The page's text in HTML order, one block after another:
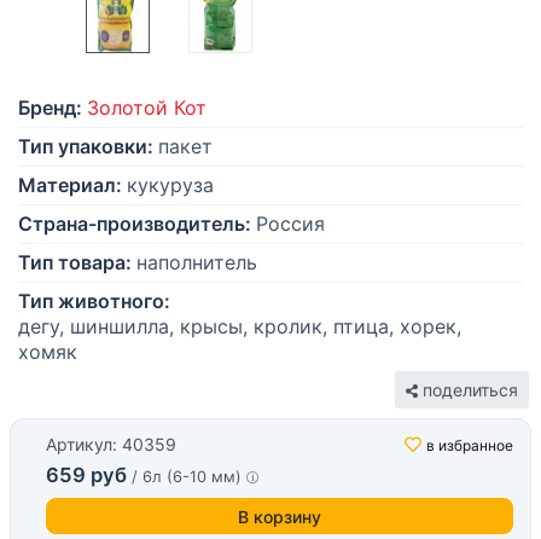
Бренд: Золотой Кот
Тип упаковки: пакет
Материал: кукуруза
Страна-производитель: Россия
Тип товара: наполнитель
Тип животного:
дегу, шиншилла, крысы, кролик, птица, хорек,
хомяк
поделиться
Артикул: 40359 в избранное
659 руб / 6л (6-10 мм)
В корзину